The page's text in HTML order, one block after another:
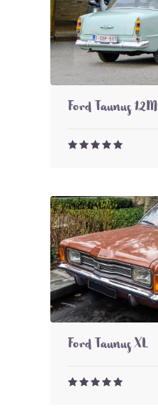
Ford Taunus 12M
Ford Taunus XL